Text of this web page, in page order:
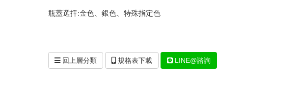
壓克力面霜瓶 EJR專區
壓克力面霜瓶 D專區
瓶蓋選擇:金色、銀色、特殊指定色
回上層分類 規格表下載 LINE@諮詢